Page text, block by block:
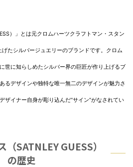
）」とは元クロムハーツクラフトマン・スタン
たシルバージュエリーのブランドです。クロム
世に知らしめたシルバー界の巨匠が作り上げるブ
るデザインや独特な唯一無二のデザインが魅力さ
ザイナー自身が彫り込んだ”サイン”がなされてい
（SATNLEY GUESS）
の歴史